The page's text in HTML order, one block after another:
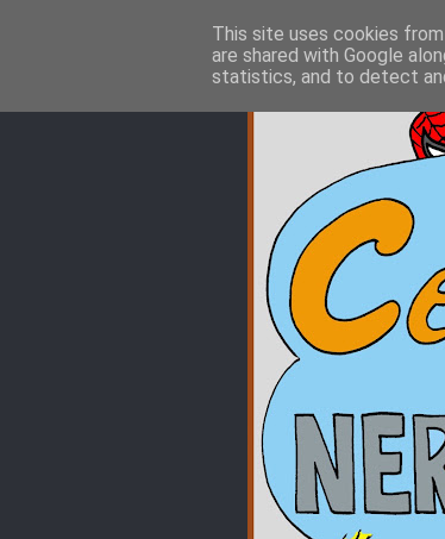
This site uses cookies
are shared with Google
statistics, and to detect